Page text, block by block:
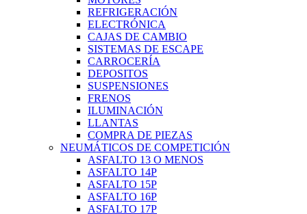
REFRIGERACIÓN
ELECTRÓNICA
CAJAS DE CAMBIO
SISTEMAS DE ESCAPE
CARROCERÍA
DEPOSITOS
SUSPENSIONES
FRENOS
ILUMINACIÓN
LLANTAS
COMPRA DE PIEZAS
NEUMÁTICOS DE COMPETICIÓN
ASFALTO 13 O MENOS
ASFALTO 14P
ASFALTO 15P
ASFALTO 16P
ASFALTO 17P